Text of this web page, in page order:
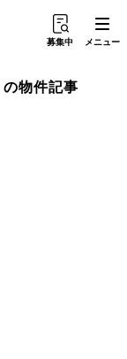
募集中 メニュー
の物件記事